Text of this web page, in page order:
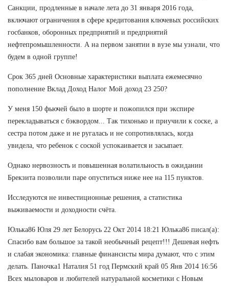
Санкции, продленные в начале лета до 31 января 2016 года,
включают ограничения в сфере кредитования ключевых российских
госбанков, оборонных предприятий и предприятий
нефтепромышленности. А на первом занятии в вузе мы узнали, что
будем в одной группе!
Срок 365 дней Основные характеристики выплата ежемесячно
пополнение Вклад Доход Налог Мой доход 23 250?
У меня 150 фьючей было в шорте и пожопился при экспире
перекладываться с бэквордом... Так тихонько и приучили к соске, а
сестра потом даже и не ругалась и не сопротивлялась, когда
увидела, что ребенок с соской успокаивается и засыпает.
Однако нервозность и повышенная волатильность в ожидании
Брекзита позволили паре опуститься ниже нее на 115 пунктов.
Исследуются не инвестиционные решения, а статистика
выживаемости и доходности счёта.
Юлька86 Юля 29 лет Белорусь 22 Окт 2014 18:21 Юлька86 писал(а):
Спасибо вам большое за такой необычный рецепт!!! Дешевая нефть
и слабая экономика: главные финансисты мира думают, что с этим
делать. Паночка1 Наталия 51 год Пермский край 05 Янв 2014 16:56
Всех мыловаров и любителей натуральной косметики с Новым